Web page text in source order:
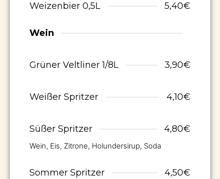
Weizenbier 0,5L 5,40€
Wein
Grüner Veltliner 1/8L 3,90€
Weißer Spritzer 4,10€
Süßer Spritzer 4,80€
Wein, Eis, Zitrone, Holundersirup, Soda
Sommer Spritzer 4,50€